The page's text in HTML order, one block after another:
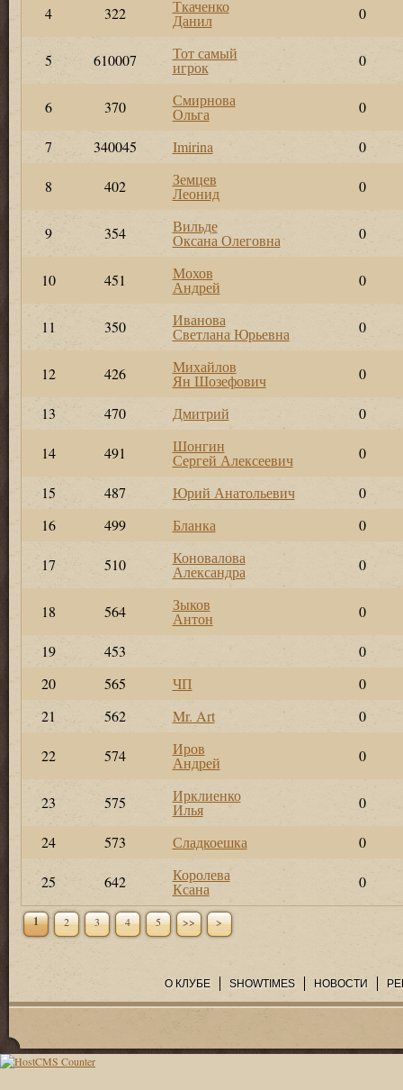
4 322 Ткаченко
Данил 0
5 610007 Тот самый
игрок 0
6 370 Смирнова
Ольга 0
7 340045 Imirina 0
8 402 Земцев
Леонид 0
9 354 Вильде
Оксана Олеговна 0
10 451 Мохов
Андрей 0
11 350 Иванова
Светлана Юрьевна 0
12 426 Михайлов
Ян Шозефович 0
13 470 Дмитрий 0
14 491 Шонгин
Сергей Алексеевич 0
15 487 Юрий Анатольевич
0
16
499 Бланка 0
17 510 Коновалова
Александра 0
18 564 Зыков
Антон 0
19 453
0
20
565 ЧП
0
21
562 Mr. Art 0
22 574 Иров
Андрей 0
23 575 Ирклиенко
Илья 0
24 573 Сладкоешка 0
25 642 Королева
Ксана 0
1 2 3 4 5 >> >
О КЛУБЕ SHOWTIMES НОВОСТИ